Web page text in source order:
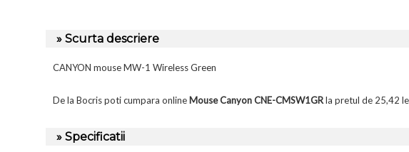
» Scurta descriere
CANYON mouse MW-1 Wireless Green
De la Bocris poti cumpara online Mouse Canyon CNE-CMSW1GRla pretul de 25,42
» Specificatii